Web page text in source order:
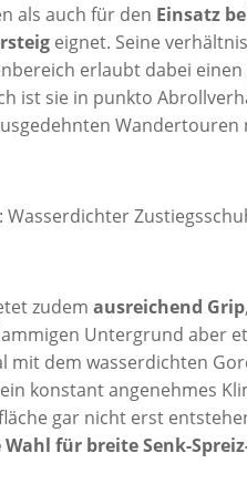
als auch für den Einsatz
eignet. Seine
erlaubt dabei
ist sie in punkto
Wandertouren
zudemausreichend Grip
Untergrund aber
mit dem wasserdichten
konstant angenehmes
gar nicht erst
für breite Senk-